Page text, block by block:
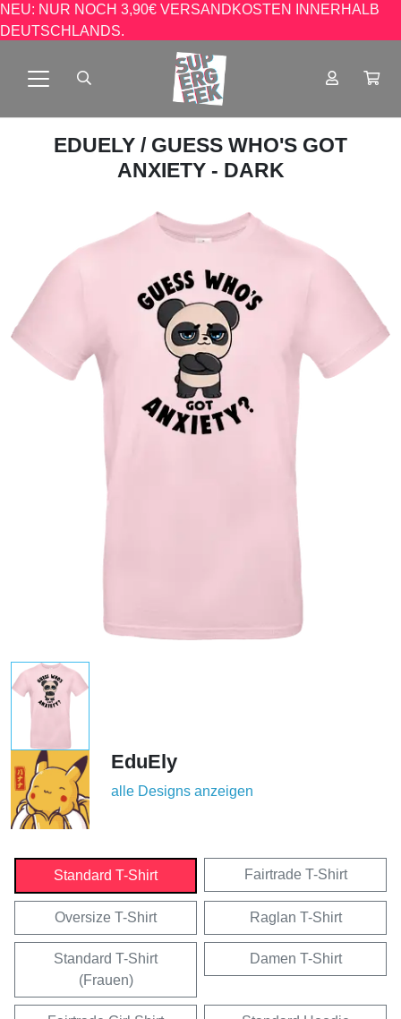
NEU: NUR NOCH 3,90€ VERSANDKOSTEN INNERHALB
DEUTSCHLANDS.
EDUELY / GUESS WHO'S GOT
ANXIETY - DARK
EduEly
alle Designs anzeigen
Standard T-Shirt Fairtrade T-Shirt
Oversize T-Shirt Raglan T-Shirt
Standard T-Shirt
(Frauen)
Damen T-Shirt